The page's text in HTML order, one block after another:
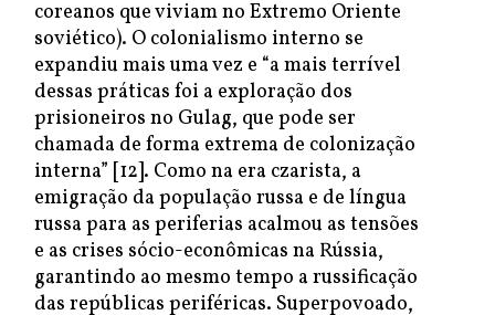
coreanos que viviam no Extremo Oriente
soviético). O colonialismo interno se
expandiu mais uma vez e “a mais terrível
dessas práticas foi a exploração dos
prisioneiros no Gulag, que pode ser
chamada de forma extrema de colonização
interna” [12]. Como na era czarista, a
emigração da população russa e de língua
russa para as periferias acalmou as tensões
e as crises sócio-econômicas na Rússia,
garantindo ao mesmo tempo a russificação
das repúblicas periféricas. Superpovoado,